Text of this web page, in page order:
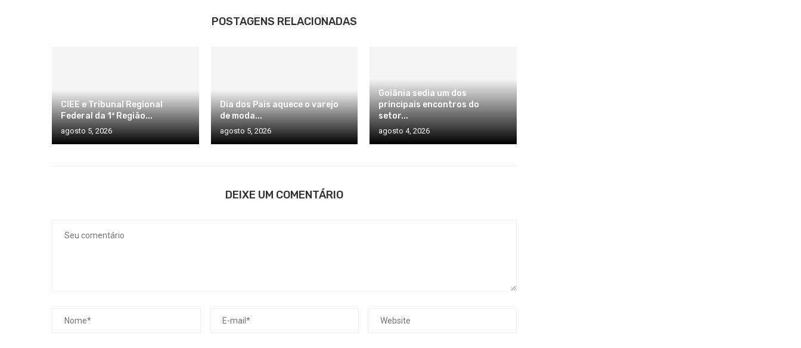
POSTAGENS RELACIONADAS
CIEE e Tribunal Regional
Federal da 1ª Região...
agosto 5, 2026
Dia dos Pais aquece o varejo
de moda...
agosto 5, 2026
Goiânia sedia um dos
principais encontros do
setor...
agosto 4, 2026
DEIXE UM COMENTÁRIO